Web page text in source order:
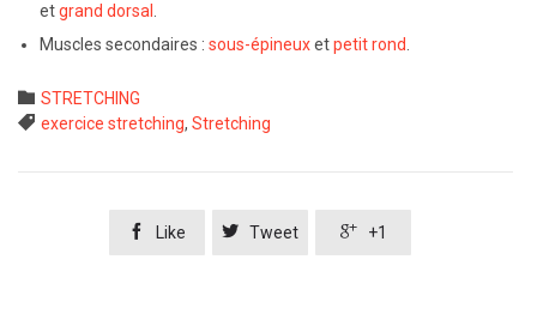
etgrand dorsal .
Muscles secondaires :sous-épineuxetpetit rond.
 Category
STRETCHING
 Tags
exercice stretching, Stretching
 Like  Tweet  +1